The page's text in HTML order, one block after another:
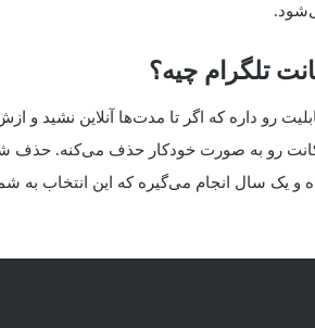
تلگرام چیه؟
رو داره که اگر تا مدت‌ها آنلاین نشید و
رو به صورت خودکار حذف می‌کنه. حذف
یک سال انجام می‌گیره که این انتخاب به شما